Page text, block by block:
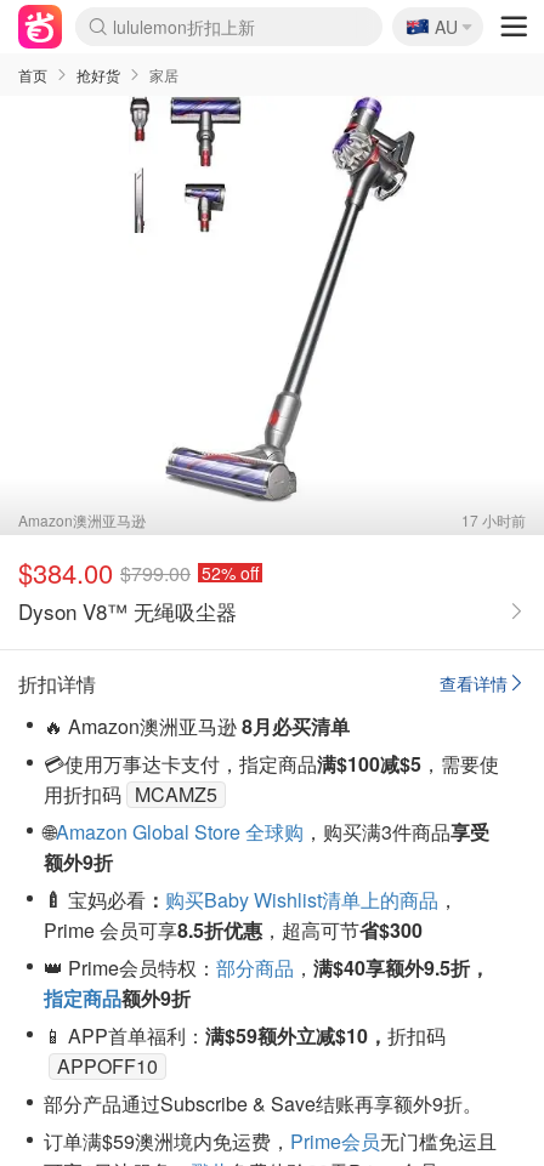
SSENSE年中3折
FreshBeauty好价汇总
Cettire降价+叠9折
WWS Coles超市实拍
viagogo二手票捡漏
Myer超级周末1折
The Outnet奢牌1折起
David Jones 3折起
Flannels大牌1折
Perfumes Club护肤1折
AMIRO返校季6.2折
Amazon折扣汇总
eToro入金$200送$50
Amazon数码好物
ICONIC本周7.5折
ThedoubleF高奢地板价
Moose Knuckles 6折
丝芙兰5折起
EUFY官网3.7折起
Selenichast首饰2折
Trip机票酒店促销
YSL送5件彩妆礼
Amazon家居好物
Amazon美妆护肤
雅漾大喷$8
过敏原检测盒$33
伊索独家赠50ml沐浴露
科颜氏清仓3折
SEALIFE海洋馆门票6折
丝塔芙大白罐$16
订阅Newsletter送香薰
Cult Beauty 6.8折
Harrods圣诞日历2.3折
LN-CC奢牌私促3折
d'Alba空姐喷雾$16
EVE LOM套装逆天2折
Bernardelli独家4折
Adore Beauty 6折起
CT圣诞日历
Mytheresa奢品2.7折
Luxury Escapes 9折
Currentbody美容仪9折
MOON Garden Live
Roborock扫地机3.7折
Tingo Life水杯$24
Valentino官网5折
CR洗发护发6.3折
修丽可套装7.4折
Myer彩妆2件7折
GANNI官网4.5折
Stylevana韩妆4折
Tessabit高奢8.5折
OGX洗护4折
Amazon阿德莱德次日达
卡诗8.5折+赠礼
Philips Hue灯具8折
🇦🇺
AU
首页 抢好货 家居
Amazon澳洲亚马逊 17 小时前
$384.00 $799.00 52% off
Dyson V8™ 无绳吸尘器
查看详情
折扣详情
🔥 Amazon澳洲亚马逊8月必买清单
💳使用万事达卡支付，指定商品满$100减$5 ，需要使
用折扣码 MCAMZ5
🌐Amazon Global Store 全球购 ，购买满3件商品享受
额外9折
🍼 宝妈必看 ： 购买Baby Wishlist清单上的商品 ，
Prime 会员可享8.5折优惠 ，超高可节省$300
👑 Prime会员特权： 部分商品 ， 满$40享额外9.5折，
指定商品额外9折
📱 APP首单福利： 满$59额外立减$10， 折扣码
APPOFF10
部分产品通过Subscribe & Save结账再享额外9折。
订单满$59澳洲境内免运费， Prime会员无门槛免运且